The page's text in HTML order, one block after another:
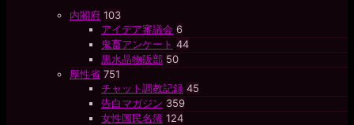
内閣府 103
アイデア審議会 6
鬼畜アンケート 44
黒水晶物販部 50
厚性省 751
チャット調教記録 45
告白マガジン 359
女性国民名簿 124